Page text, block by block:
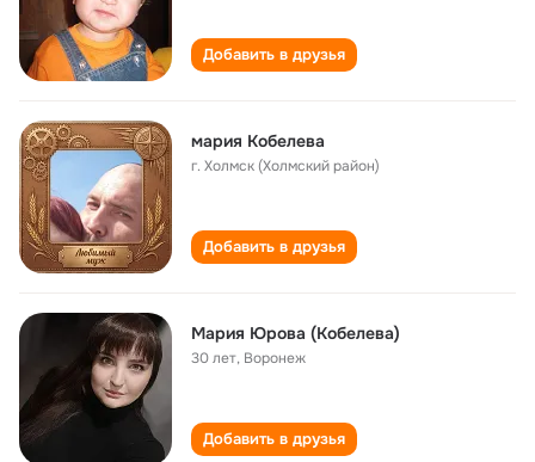
Добавить в друзья
мария Кобелева
г. Холмск (Холмский район)
Добавить в друзья
Мария Юрова (Кобелева)
30 лет, Воронеж
Добавить в друзья